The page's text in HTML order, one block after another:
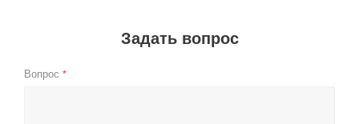
Задать вопрос
Вопрос *